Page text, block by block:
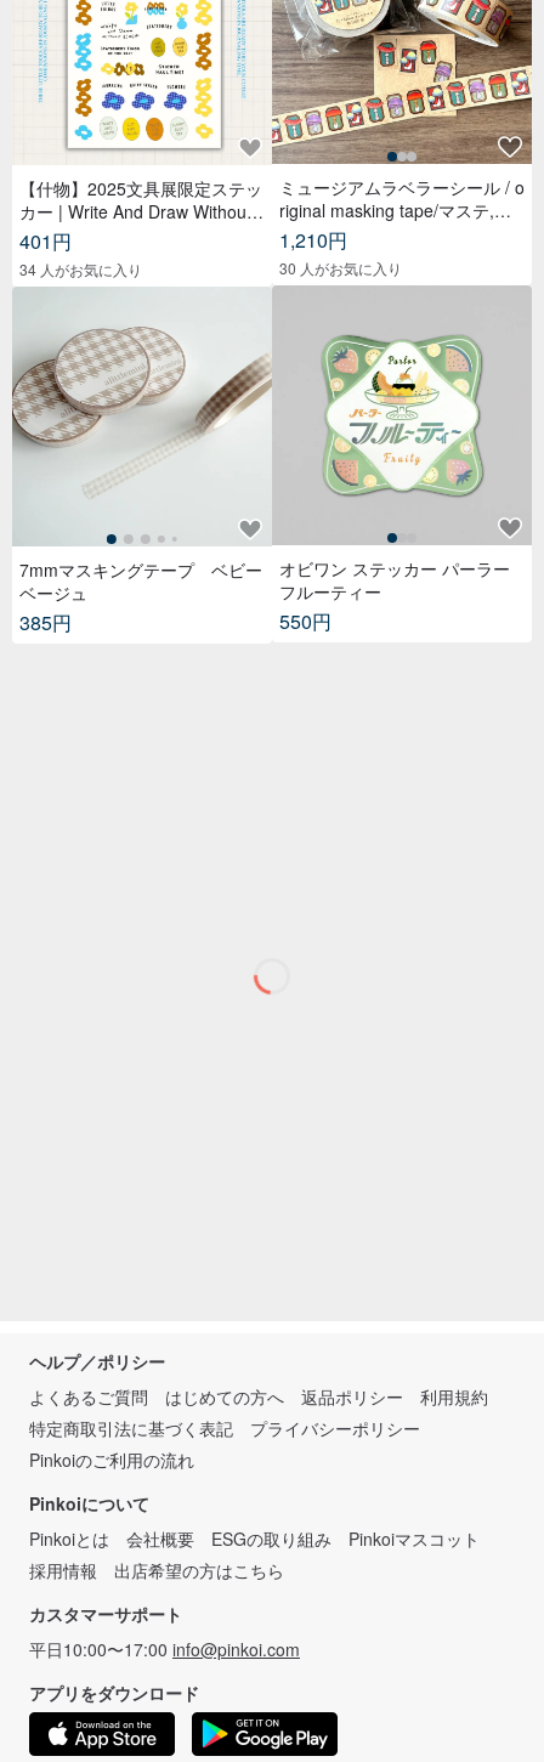
【什物】2025文具展限定ステッ
カー | Write And Draw Without
Limited
401円
34 人がお気に入り
7mmマスキングテープ ベビー
ベージュ
385円
ミュージアムラベラーシール / o
riginal masking tape/マステ,美
纹纸胶带,文具,ステーショナリ
ー,紙もの,紙膠帶,贴纸
1,210円
30 人がお気に入り
オビワン ステッカー パーラー
フルーティー
550円
ヘルプ／ポリシー
よくあるご質問
はじめての方へ 返品ポリシー
利用規約
特定商取引法に基づく表記
プライバシーポリシー
Pinkoiのご利用の流れ
Pinkoiについて
Pinkoiとは
会社概要 ESGの取り組み
Pinkoiマスコット
採用情報
出店希望の方はこちら
カスタマーサポート
平日10:00〜17:00 info@pinkoi.com
アプリをダウンロード